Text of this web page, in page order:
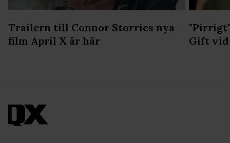
Trailern till Connor Storries nya
film April X är här
Gift vid